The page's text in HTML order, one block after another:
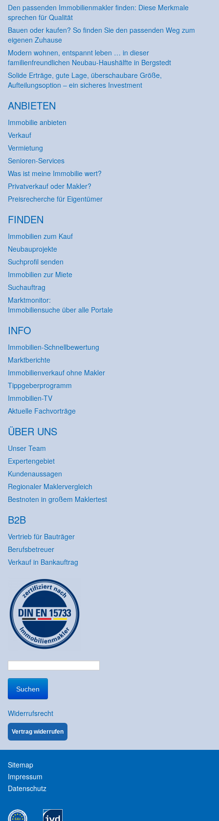
Den passenden Immobilienmakler finden: Diese Merkmale
sprechen für Qualität
Bauen oder kaufen? So finden Sie den passenden Weg zum
eigenen Zuhause
Modern wohnen, entspannt leben … in dieser
familienfreundlichen Neubau-Haushälfte in Bergstedt
Solide Erträge, gute Lage, überschaubare Größe,
Aufteilungsoption – ein sicheres Investment
ANBIETEN
Immobilie anbieten
Verkauf
Vermietung
Senioren-Services
Was ist meine Immobilie wert?
Privatverkauf oder Makler?
Preisrecherche für Eigentümer
FINDEN
Immobilien zum Kauf
Neubauprojekte
Suchprofil senden
Immobilien zur Miete
Suchauftrag
Marktmonitor:
Immobiliensuche über alle Portale
INFO
Immobilien-Schnellbewertung
Marktberichte
Immobilienverkauf ohne Makler
Tippgeberprogramm
Immobilien-TV
Aktuelle Fachvorträge
ÜBER UNS
Unser Team
Expertengebiet
Kundenaussagen
Regionaler Maklervergleich
Bestnoten in großem Maklertest
B2B
Vertrieb für Bauträger
Berufsbetreuer
Verkauf in Bankauftrag
Suchen
nach:
Widerrufsrecht
Vertrag widerrufen
Sitemap
Impressum
Datenschutz